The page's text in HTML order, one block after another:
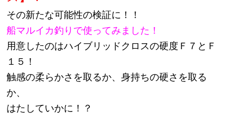
その新たな可能性の検証に！！
船マルイカ釣りで使ってみました！
用意したのはハイブリッドクロスの硬度Ｆ７とＦ
１５！
触感の柔らかさを取るか、身持ちの硬さを取る
か、
はたしていかに！？